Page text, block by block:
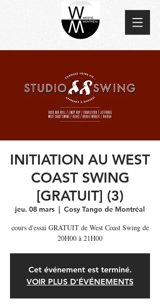
INITIATION AU WEST
COAST SWING
[GRATUIT] (3)
jeu. 08 mars
  |
Cosy Tango de Montréal
cours d'essai GRATUIT de West Coast Swing de
20H00 à 21H00
Cet événement est terminé.
VOIR PLUS D'ÉVÉNEMENTS